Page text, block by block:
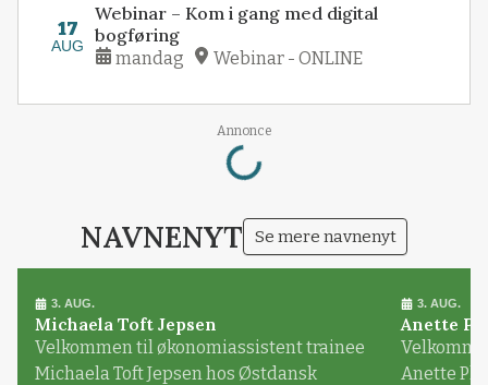
17
AUG
Webinar – Kom i gang med digital
bogføring
mandag Webinar - ONLINE
Annonce
Loading...
NAVNENYT Se mere navnenyt
3. AUG.
Michaela Toft Jepsen
Velkommen til økonomiassistent trainee
Michaela Toft Jepsen hos Østdansk
3. AUG.
Anette
Anette